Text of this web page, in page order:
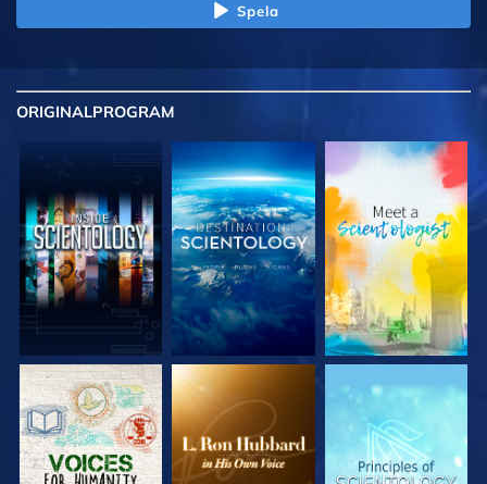
Spela
ORIGINALPROGRAM
UTFORSKA
SERIEN
UTFORSKA
SERIEN
UTFORSKA
SERIEN